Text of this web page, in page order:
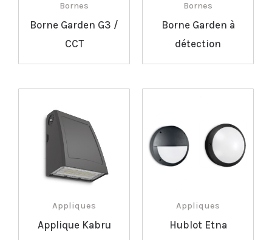
Bornes
Borne Garden G3 /
CCT
Bornes
Borne Garden à
détection
Appliques
Applique Kabru
Appliques
Hublot Etna